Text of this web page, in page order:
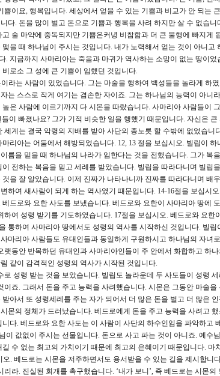
이요, 행복입니다. 세상에서 얻을 수 있는 기쁨과 비교가 안 되는
다. 돈을 많이 벌고 돈으로 기쁨과 행복을 사려 하지만 살 수 없습
술 마약에 중독되지만 기쁨은커녕 비참함과 더 큰 불행에 빠지게
을 때 하나님이 주시는 것입니다. 내가 노력해서 얻는 것이 아니고
. 지금까지 사마리아는 죽음과 마귀가 역사하는 소망이 없는 땅이
로소 그 성에 큰 기쁨이 임했던 것입니다.
라는 사람이 있었습니다. 그는 마술을 행하여 백성들을 놀라게 하
는 스스로 작게 여기는 겸손한 자이죠. 그는 하나님의 능력이 아니
은 사람에 이르기까지 다 시몬을 따랐습니다. 사마리아 사람들이
이 빠졌나요? 그가 기적 비슷한 일을 행했기 때문입니다. 자신은 큰
계는 결국 악령의 지배를 받아 사단의 종노릇 할 수밖에 없었습니
리아는 어둠에서 해방되었습니다. 12, 13 절을 보십시오. 빌립이 하
름을 믿을 때 하나님의 나라가 임한다는 것을 전했습니다. 그가 복
전하는 복음을 믿고 세례를 받았습니다. 빌립을 따라다니며 빌립
을 잘 알았습니다. 이제 진짜가 나타나니까 진짜를 따라다니며 배
하여 새사람이 되게 하는 역사였기 때문입니다. 14-16절을 보십시
드로와 요한 사도를 보냈습니다. 베드로와 요한이 사마리아 땅에
여 성령 받기를 기도하였습니다. 17절을 보십시오. 베드로와 요한
통하여 사마리아 땅에서도 성령의 역사를 시작하신 것입니다. 빌
마리아 사람들도 유대인들과 동일하게 구원하시고 하나님의 자녀
랫동안 반목하던 유대인과 사마리아인들이 주 안에서 화합하고 하
같이 감격적인 성령의 역사가 시작된 것입니다.
로 성령 받는 것을 보았습니다. 빌립도 놀라운데 두 사도들이 성령
죠. 그래서 돈을 주고 능력을 사려했습니다. 시몬은 그동안 마술을
아서 또 성령세례를 주는 자가 되어서 더 많은 돈을 벌고 더 많은
몬의 정체가 드러났습니다. 베드로에게 돈을 주고 능력을 사려고
다. 베드로와 요한 사도는 이 사람이 사단의 하수인임을 파악하고
이 값없이 주시는 선물입니다. 돈으로 사고 파는 것이 아니죠. 예수
수 없는 최고의 가치이기 때문에 최고의 은혜이기 때문입니다. 마
. 베드로는 시몬을 저주하면서도 용서받을 수 있는 길을 제시합니
라. 진실된 회개를 촉구했습니다. ‘내가 보니’, 즉 베드로는 시몬의